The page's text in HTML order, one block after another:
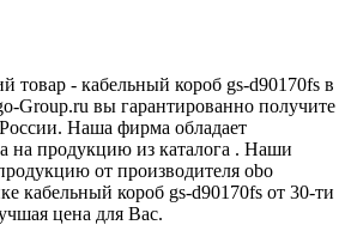
товар - кабельный короб gs-d90170fs в
Group.ru вы гарантированно получите
Наша фирма обладает
на продукцию из каталога . Наши
от производителя obo
кабельный короб gs-d90170fs от 30-ти
цена для Вас.